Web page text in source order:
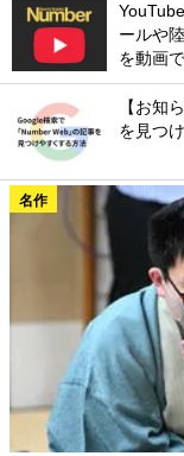
ールや
を動画で
【お知
を見つ
名作